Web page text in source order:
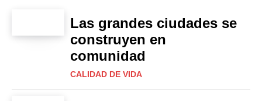
Las grandes ciudades se
construyen en
comunidad
CALIDAD DE VIDA